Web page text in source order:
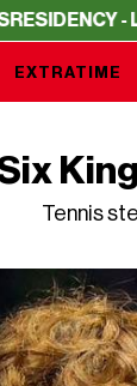
- LA
EXTRATIME
Tennis